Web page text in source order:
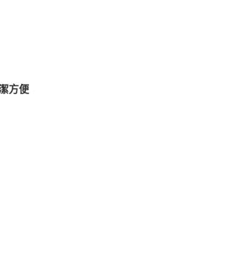
或使用他人資訊註冊。若發現惡意使用之情形，
權停止該用戶之使用額度並採取法律行動。
方便